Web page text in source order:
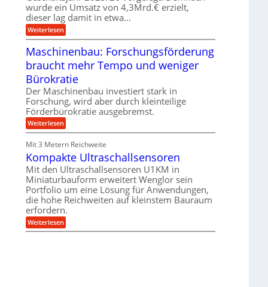
n
g
e
n
B
S
C
L
e
i
t
e
r
e
n
w
i
c
k
e
l
t
r
e
i
e
H
b
r
i
d
-
K
u
g
e
l
a
g
e
r
wurde ein Umsatz von 4,3Mrd.€ erzielt,
dieser lag damit in etwa…
Weiterlesen:
T
u
m
p
f
e
r
z
i
e
l
U
m
s
a
t
z
k
n
a
p
p
Maschinenbau: Forschungsförderung
braucht mehr Tempo und weniger
Bürokratie
Der Maschinenbau investiert stark in
Forschung, wird aber durch kleinteilige
Förderbürokratie ausgebremst.
Weiterlesen:
M
s
c
h
i
n
e
n
b
a
u
:
Mit 3 Metern Reichweite
Kompakte Ultraschallsensoren
Mit den Ultraschallsensoren U1KM in
Miniaturbauform erweitert Wenglor sein
Portfolio um eine Lösung für Anwendungen,
die hohe Reichweiten auf kleinstem Bauraum
erfordern.
Weiterlesen:
K